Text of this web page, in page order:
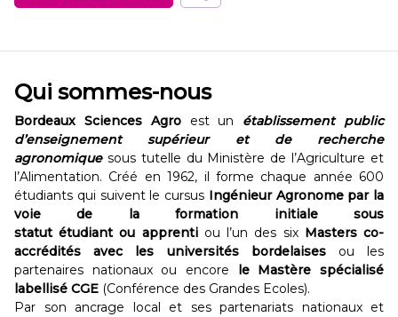
Qui sommes-nous
Bordeaux Sciences Agroest un établissement public
d’enseignement supérieur et de recherche
agronomique sous tutelle du Ministère de l’Agriculture et
l’Alimentation. Créé en 1962, il forme chaque année 600
étudiants qui suivent le cursus Ingénieur Agronome par la
voie de la formation initiale sous
statut étudiant ou apprentiou l’un des six Masters co-
accrédités avec les universités bordelaisesou les
partenaires nationaux ou encore le Mastère spécialisé
labellisé CGE (Conférence des Grandes Ecoles).
Par son ancrage local et ses partenariats nationaux et